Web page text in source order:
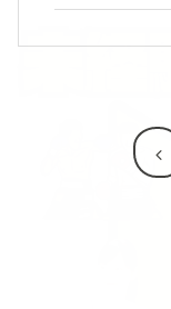
前